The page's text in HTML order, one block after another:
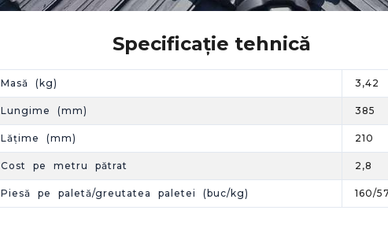
Specificație tehnică
Masă (kg) 3,42
Lungime (mm) 385
Lățime (mm) 210
Cost pe metru pătrat 2,8
Piesă pe paletă/greutatea paletei (buc/kg) 160/